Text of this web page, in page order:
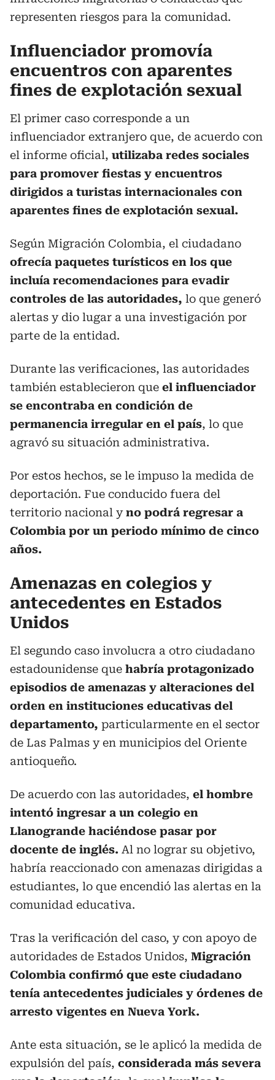
representen riesgos para la comunidad.
Influenciador promovía
encuentros con aparentes
fines de explotación sexual
El primer caso corresponde a un
influenciador extranjero que, de acuerdo con
el informe oficial, utilizaba redes sociales
para promover fiestas y encuentros
dirigidos a turistas internacionales con
aparentes fines de explotación sexual.
Según Migración Colombia, el ciudadano
ofrecía paquetes turísticos en los que
incluía recomendaciones para evadir
controles de las autoridades, lo que generó
alertas y dio lugar a una investigación por
parte de la entidad.
Durante las verificaciones, las autoridades
también establecieron que el influenciador
se encontraba en condición de
permanencia irregular en el país, lo que
agravó su situación administrativa.
Por estos hechos, se le impuso la medida de
deportación. Fue conducido fuera del
territorio nacional yno podrá regresar a
Colombia por un periodo mínimo de cinco
años.
Amenazas en colegios y
antecedentes en Estados
Unidos
El segundo caso involucra a otro ciudadano
estadounidense que habría protagonizado
episodios de amenazas y alteraciones del
orden en instituciones educativas del
departamento, particularmente en el sector
de Las Palmas y en municipios del Oriente
antioqueño.
De acuerdo con las autoridades, el hombre
intentó ingresar a un colegio en
Llanogrande haciéndose pasar por
docente de inglés. Al no lograr su objetivo,
habría reaccionado con amenazas dirigidas a
estudiantes, lo que encendió las alertas en la
comunidad educativa.
Tras la verificación del caso, y con apoyo de
autoridades de Estados Unidos, Migración
Colombia confirmó que este ciudadano
tenía antecedentes judiciales y órdenes de
arresto vigentes en Nueva York.
Ante esta situación, se le aplicó la medida de
expulsión del país, considerada más severa